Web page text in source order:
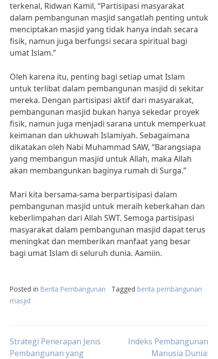
terkenal, Ridwan Kamil, “Partisipasi masyarakat
dalam pembangunan masjid sangatlah penting untuk
menciptakan masjid yang tidak hanya indah secara
fisik, namun juga berfungsi secara spiritual bagi
umat Islam.”
Oleh karena itu, penting bagi setiap umat Islam
untuk terlibat dalam pembangunan masjid di sekitar
mereka. Dengan partisipasi aktif dari masyarakat,
pembangunan masjid bukan hanya sekedar proyek
fisik, namun juga menjadi sarana untuk memperkuat
keimanan dan ukhuwah Islamiyah. Sebagaimana
dikatakan oleh Nabi Muhammad SAW, “Barangsiapa
yang membangun masjid untuk Allah, maka Allah
akan membangunkan baginya rumah di Surga.”
Mari kita bersama-sama berpartisipasi dalam
pembangunan masjid untuk meraih keberkahan dan
keberlimpahan dari Allah SWT. Semoga partisipasi
masyarakat dalam pembangunan masjid dapat terus
meningkat dan memberikan manfaat yang besar
bagi umat Islam di seluruh dunia. Aamiin.
Posted in Berita Pembangunan Tagged berita pembangunan
masjid
Post
Strategi Penerapan Jenis
Pembangunan yang
Indeks Pembangunan
Manusia Dunia: